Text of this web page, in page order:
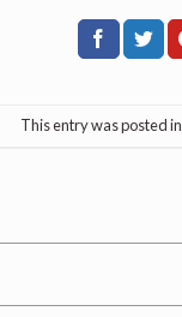
This entry was posted in